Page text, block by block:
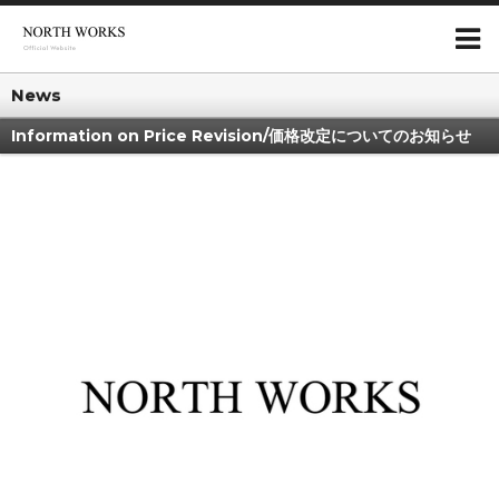
News
Information on Price Revision/価格改定についてのお知らせ